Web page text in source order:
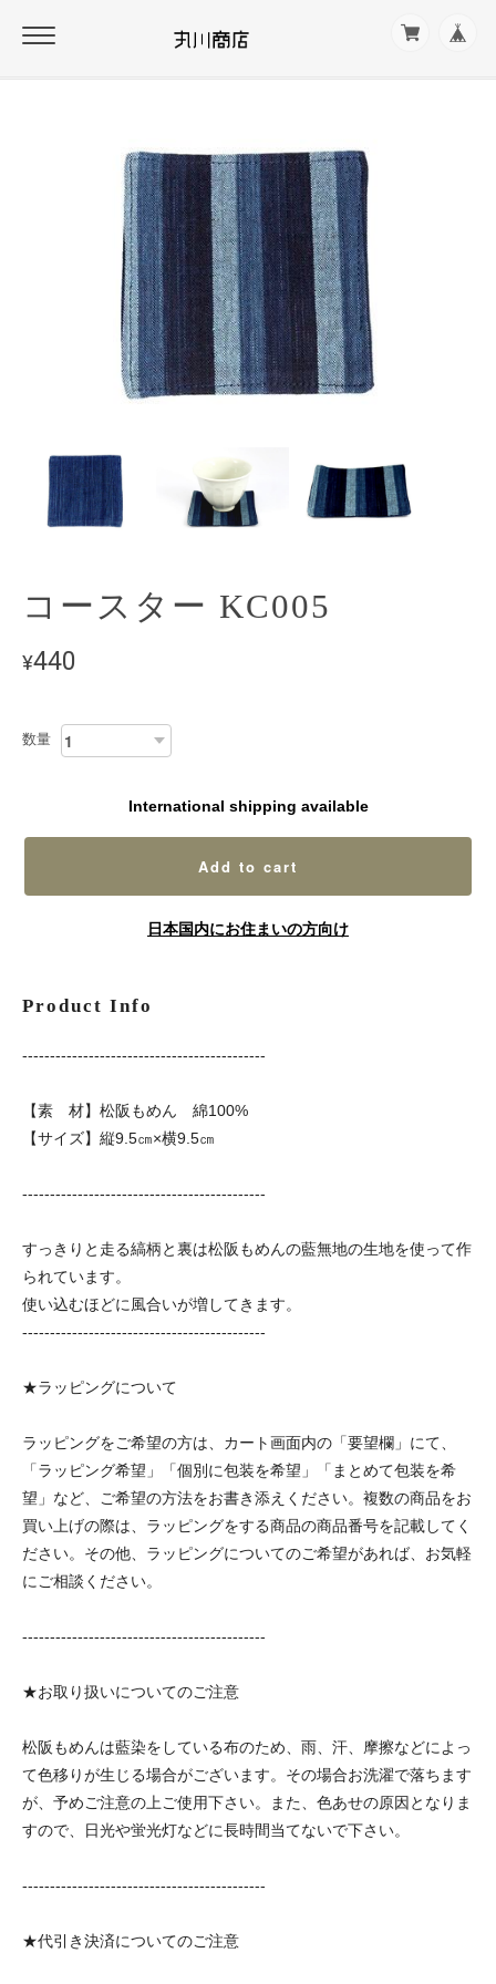
コースター KC005
¥440
数量
International shipping available
Add to cart
日本国内にお住まいの方向け
Product Info
--------------------------------------------
【素 材】松阪もめん 綿100%
【サイズ】縦9.5㎝×横9.5㎝
--------------------------------------------
すっきりと走る縞柄と裏は松阪もめんの藍無地の生地を使って作
られています。
使い込むほどに風合いが増してきます。
--------------------------------------------
★ラッピングについて
ラッピングをご希望の方は、カート画面内の「要望欄」にて、
「ラッピング希望」「個別に包装を希望」「まとめて包装を希
望」など、ご希望の方法をお書き添えください。複数の商品をお
買い上げの際は、ラッピングをする商品の商品番号を記載してく
ださい。その他、ラッピングについてのご希望があれば、お気軽
にご相談ください。
--------------------------------------------
★お取り扱いについてのご注意
松阪もめんは藍染をしている布のため、雨、汗、摩擦などによっ
て色移りが生じる場合がございます。その場合お洗濯で落ちます
が、予めご注意の上ご使用下さい。また、色あせの原因となりま
すので、日光や蛍光灯などに長時間当てないで下さい。
--------------------------------------------
★代引き決済についてのご注意